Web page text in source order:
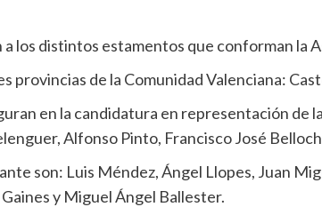
los distintos estamentos que conforman la
provincias de la Comunidad Valenciana:
en la candidatura en representación de
Alfonso Pinto, Francisco José
son: Luis Méndez, Ángel Llopes, Juan
y Miguel Ángel Ballester.